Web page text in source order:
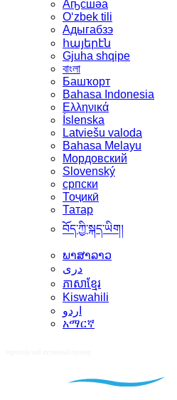
Аҧсшәа
Oʻzbek tili
Адыгабзэ
հայերէն
Gjuha shqipe
বাংলা
Башҡорт
Bahasa Indonesia
Ελληνικά
Íslenska
Latviešu valoda
Bahasa Melayu
Мордовский
Slovenský
српски
Тоҷикӣ
Татар
བོད་ཀྱི་སྐད་ཡིག།
ພາສາລາວ
دری
ភាសាខ្មែរ
Kiswahili
اردو
አማርኛ